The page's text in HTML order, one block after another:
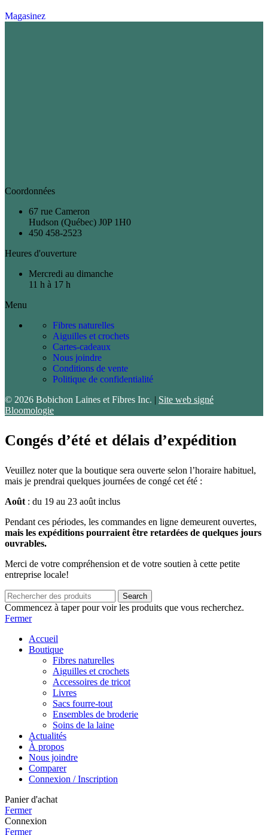
Magasinez
Coordonnées
67 rue Cameron
Hudson (Québec) J0P 1H0
450 458-2523
Heures d'ouverture
Mercredi au dimanche
11 h à 17 h
Menu
Fibres naturelles
Aiguilles et crochets
Cartes-cadeaux
Nous joindre
Conditions de vente
Politique de confidentialité
© 2026 Bobichon Laines et Fibres Inc. | Site web signé
Bloomologie
Congés d’été et délais d’expédition
Veuillez noter que la boutique sera ouverte selon l’horaire habituel,
mais je prendrai quelques journées de congé cet été :
Août : du 19 au 23 août inclus
Pendant ces périodes, les commandes en ligne demeurent ouvertes,
mais les expéditions pourraient être retardées de quelques jours
ouvrables.
Merci de votre compréhension et de votre soutien à cette petite
entreprise locale!
Search
Commencez à taper pour voir les produits que vous recherchez.
Fermer
Accueil
Boutique
Fibres naturelles
Aiguilles et crochets
Accessoires de tricot
Livres
Sacs fourre-tout
Ensembles de broderie
Soins de la laine
Actualités
À propos
Nous joindre
Comparer
Connexion / Inscription
Panier d'achat
Fermer
Connexion
Fermer